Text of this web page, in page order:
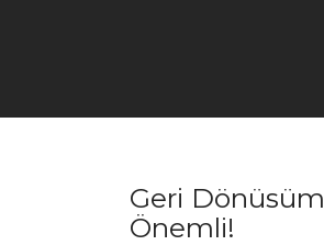
Geri Dönüsüm
Önemli!